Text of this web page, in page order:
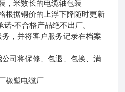
，米数长的电缆轴包装
根据铜价的上浮下降随时更新
-不合格产品绝不出厂。
，并将客户服务记录在档案
司将保修、包退、包换、满
橡塑电缆厂